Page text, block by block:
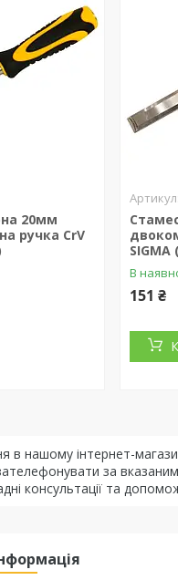
20мм
ручка CrV
SIGMA
В
151 ₴
нашому інтернет-
за
консультації та